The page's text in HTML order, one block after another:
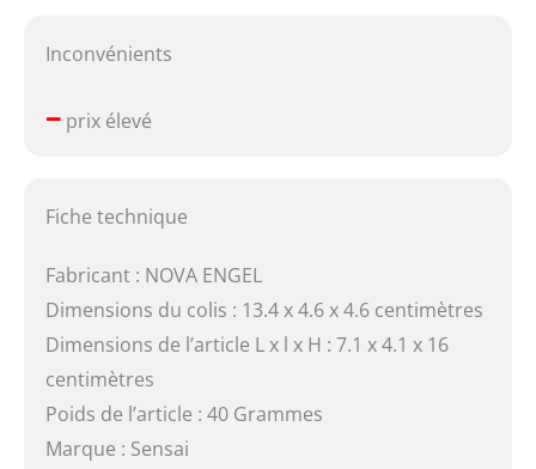
Inconvénients
–prix élevé
Fiche technique
Fabricant : NOVA ENGEL
Dimensions du colis : 13.4 x 4.6 x 4.6 centimètres
Dimensions de l’article L x l x H : 7.1 x 4.1 x 16
centimètres
Poids de l’article : 40 Grammes
Marque : Sensai